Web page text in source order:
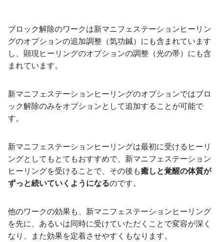
ブロック解除のワークは新マニフェステーションヒーリン
グのオプションの追加調整（気功鍼）にも含まれています
し、顕現ヒーリングのオプションの調整（光の帯）にも含
まれています。
新マニフェステーションヒーリングのオプションではブロ
ック解除のみをオプションとして追加することが可能で
す。
新マニフェステーションヒーリングは最初に受けるヒーリ
ングとしてもとてもおすすめで、新マニフェステーション
ヒーリングを受けることで、その後も癒しと覚醒の体質が
ずっと続いていくようになるのです。
他のワークの効果も、新マニフェステーションヒーリング
を先に、あるいは同時に受けていただくことで変容が深く
なり、また効果を定着させやすくもなります。